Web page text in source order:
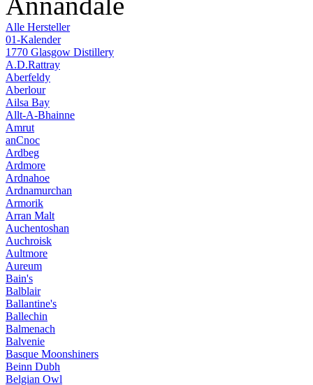
Alle Hersteller
01-Kalender
1770 Glasgow Distillery
A.D.Rattray
Aberfeldy
Aberlour
Ailsa Bay
Allt-A-Bhainne
Amrut
anCnoc
Ardbeg
Ardmore
Ardnahoe
Ardnamurchan
Armorik
Arran Malt
Auchentoshan
Auchroisk
Aultmore
Aureum
Bain's
Balblair
Ballantine's
Ballechin
Balmenach
Balvenie
Basque Moonshiners
Beinn Dubh
Belgian Owl